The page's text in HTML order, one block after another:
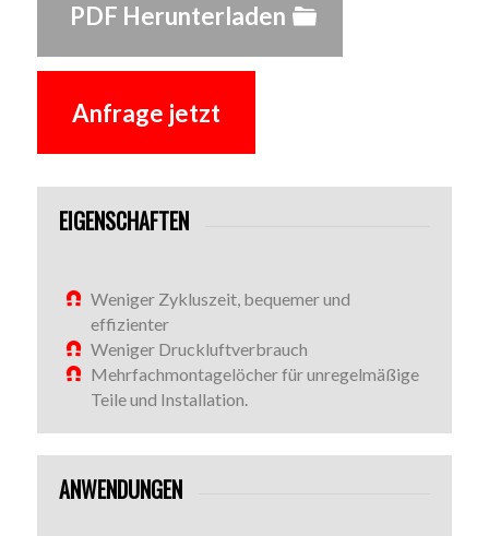
PDF Herunterladen
Anfrage jetzt
EIGENSCHAFTEN
Weniger Zykluszeit, bequemer und
effizienter
Weniger Druckluftverbrauch
Mehrfachmontagelöcher für unregelmäßige
Teile und Installation.
ANWENDUNGEN